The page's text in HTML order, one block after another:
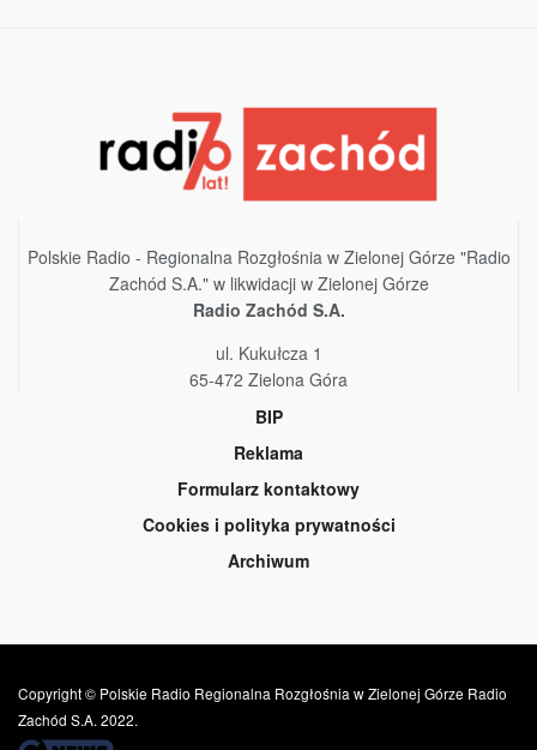
Polskie Radio - Regionalna Rozgłośnia w Zielonej Górze "Radio
Zachód S.A." w likwidacji w Zielonej Górze
Radio Zachód S.A.
ul. Kukułcza 1
65-472 Zielona Góra
BIP
Reklama
Formularz kontaktowy
Cookies i polityka prywatności
Archiwum
Copyright © Polskie Radio Regionalna Rozgłośnia w Zielonej Górze Radio
Zachód S.A. 2022.